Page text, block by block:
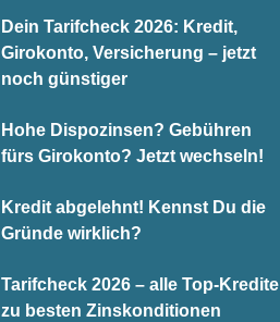
Dein Tarifcheck 2026: Kredit,
Girokonto, Versicherung – jetzt
noch günstiger
Hohe Dispozinsen? Gebühren
fürs Girokonto? Jetzt wechseln!
Kredit abgelehnt! Kennst Du die
Gründe wirklich?
Tarifcheck 2026 – alle Top-Kredite
zu besten Zinskonditionen